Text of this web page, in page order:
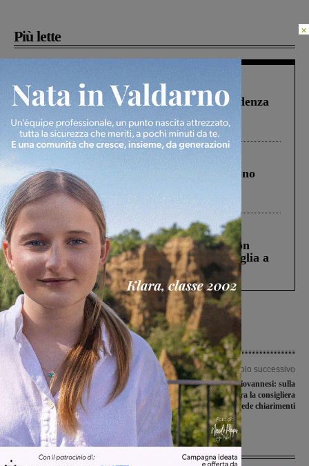
Più lette
Figline Incisa Valdarno 1 Agosto 2026
Piscina di Figline finanziata oltre la scadenza
Pnrr, il gruppo di Fratelli d’Italia: “Un
ringraziamento al Governo”
Cronaca 4 Agosto 2026
Un anno fa la strage in A1 in cui morirono
Gianni, Giulia e Franco. Lo schianto, il
processo, lo stop ai sorpassi fra tir....
Cronaca 3 Agosto 2026
Scomparso da una struttura di Castiglion
Fiorentino l’uomo che aveva ucciso la figlia a
Levane nel 2020
Articolo precedente
“Podere Rota chiusura nel 2021?
Confrontiamoci”
Articolo successivo
Liste civiche sangiovannesi: sulla
vicenda della palestra la consigliera
Scarnicci chiede chiarimenti
Ultime Notizie
×